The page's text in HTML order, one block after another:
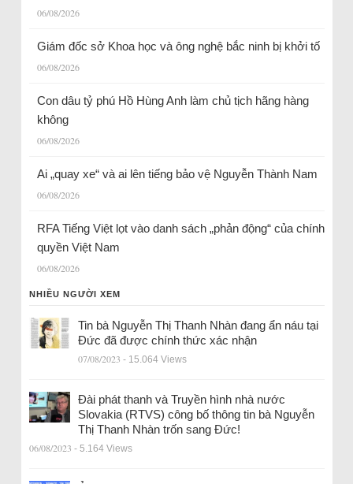
06/08/2026
Giám đốc sở Khoa học và ông nghệ bắc ninh bị khởi tố
06/08/2026
Con dâu tỷ phú Hồ Hùng Anh làm chủ tịch hãng hàng
không
06/08/2026
Ai „quay xe“ và ai lên tiếng bảo vệ Nguyễn Thành Nam
06/08/2026
RFA Tiếng Việt lọt vào danh sách „phản động“ của chính
quyền Việt Nam
06/08/2026
NHIỀU NGƯỜI XEM
Tin bà Nguyễn Thị Thanh Nhàn đang ẩn náu tại
Đức đã được chính thức xác nhận
07/08/2023 - 15.064 Views
Đài phát thanh và Truyền hình nhà nước
Slovakia (RTVS) công bố thông tin bà Nguyễn
Thị Thanh Nhàn trốn sang Đức!
06/08/2023 - 5.164 Views